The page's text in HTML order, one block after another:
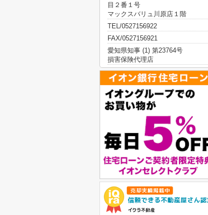
目２番１号
マックスバリュ川原店１階
TEL/0527156922
FAX/0527156921
愛知県知事 (1) 第23764号
損害保険代理店